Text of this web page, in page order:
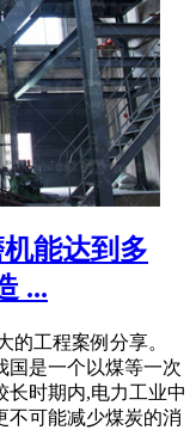
能达到多
...
的工程案例分享。
国是一个以煤等一次
长时期内,电力工业中
不可能减少煤炭的消